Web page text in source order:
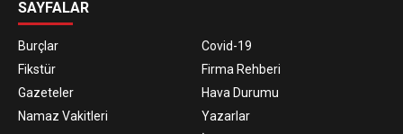
SAYFALAR
Burçlar
Covid-19
Fikstür
Firma Rehberi
Gazeteler
Hava Durumu
Namaz Vakitleri
Yazarlar